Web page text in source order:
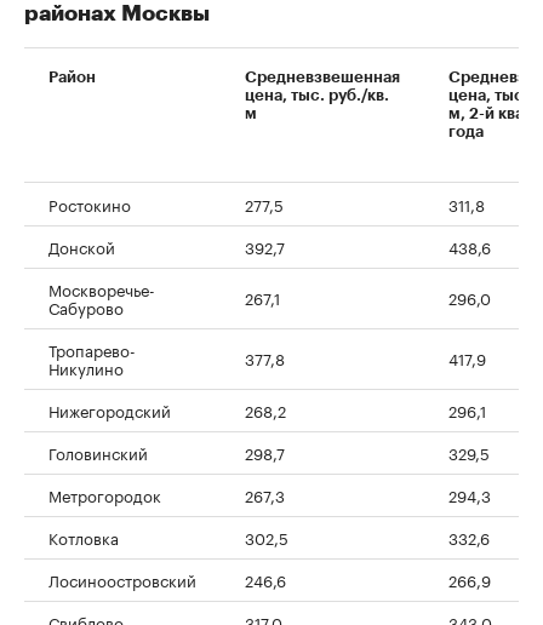
районах Москвы
Район
Средневзвешенная
цена, тыс. руб./кв.
м
цена, тыс.
м, 2-й
года
Ростокино 277,5
311,8
Донской
392,7
438,6
Москворечье-
Сабурово 267,1 296,0
Тропарево-
Никулино 377,8 417,9
Нижегородский 268,2
296,1
Головинский
298,7
329,5
Метрогородок
267,3
294,3
Котловка
302,5
332,6
Лосиноостровский
246,6
266,9